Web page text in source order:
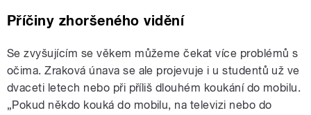
Příčiny zhoršeného vidění
Se zvyšujícím se věkem můžeme čekat více problémů s
očima. Zraková únava se ale projevuje i u studentů už ve
dvaceti letech nebo při příliš dlouhém koukání do mobilu.
„Pokud někdo kouká do mobilu, na televizi nebo do